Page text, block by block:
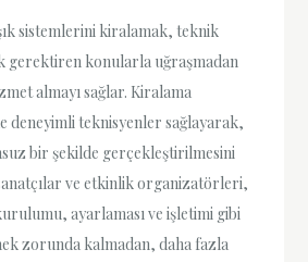
sistemlerini kiralamak, teknik
gerektiren konularla uğraşmadan
almayı sağlar. Kiralama
deneyimli teknisyenler sağlayarak,
bir şekilde gerçekleştirilmesini
ve etkinlik organizatörleri,
ayarlaması ve işletimi gibi
zorunda kalmadan, daha fazla